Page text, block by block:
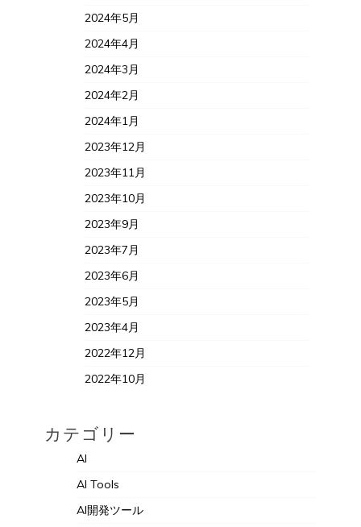
2024年5月
2024年4月
2024年3月
2024年2月
2024年1月
2023年12月
2023年11月
2023年10月
2023年9月
2023年7月
2023年6月
2023年5月
2023年4月
2022年12月
2022年10月
カテゴリー
AI
AI Tools
AI開発ツール